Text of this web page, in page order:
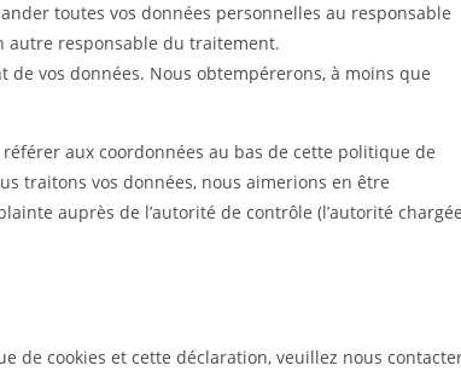
toutes vos données personnelles au responsable
responsable du traitement.
de vos données. Nous obtempérerons, à moins que
aux coordonnées au bas de cette politique de
traitons vos données, nous aimerions en être
auprès de l’autorité de contrôle (l’autorité
de cookies et cette déclaration, veuillez nous